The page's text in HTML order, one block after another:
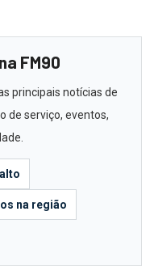
FM90
principais notícias de
de serviço, eventos,
na região